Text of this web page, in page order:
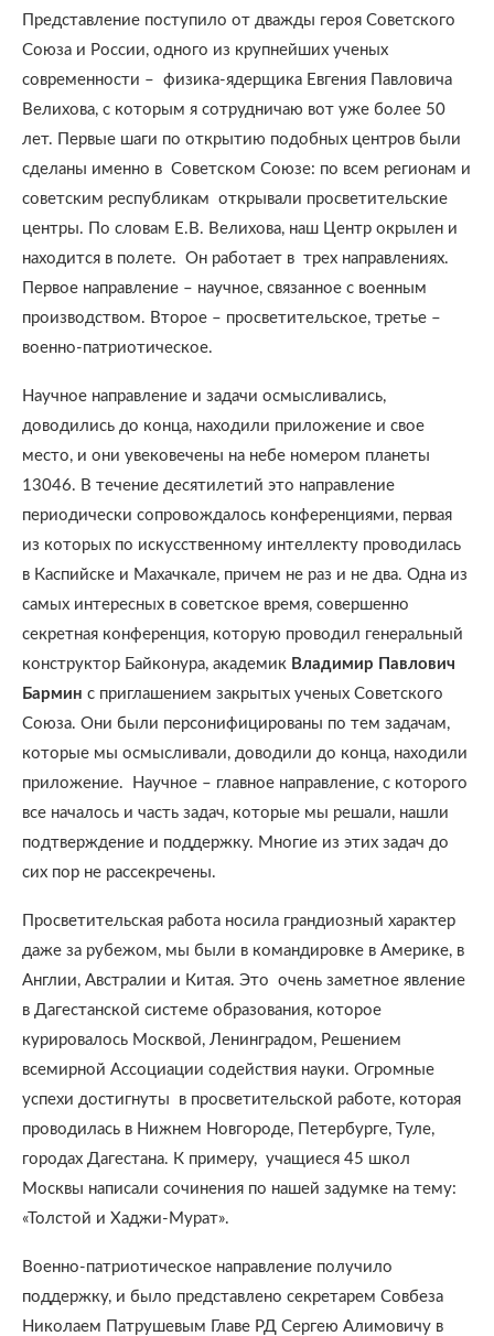
Представление поступило от дважды героя Советского
Союза и России, одного из крупнейших ученых
современности – физика-ядерщика Евгения Павловича
Велихова, с которым я сотрудничаю вот уже более 50
лет. Первые шаги по открытию подобных центров были
сделаны именно в Советском Союзе: по всем регионам и
советским республикам открывали просветительские
центры. По словам Е.В. Велихова, наш Центр окрылен и
находится в полете. Он работает в трех направлениях.
Первое направление – научное, связанное с военным
производством. Второе – просветительское, третье –
военно-патриотическое.
Научное направление и задачи осмысливались,
доводились до конца, находили приложение и свое
место, и они увековечены на небе номером планеты
13046. В течение десятилетий это направление
периодически сопровождалось конференциями, первая
из которых по искусственному интеллекту проводилась
в Каспийске и Махачкале, причем не раз и не два. Одна из
самых интересных в советское время, совершенно
секретная конференция, которую проводил генеральный
конструктор Байконура, академик Владимир Павлович
Бармин с приглашением закрытых ученых Советского
Союза. Они были персонифицированы по тем задачам,
которые мы осмысливали, доводили до конца, находили
приложение.
Научное – главное направление, с которого
все началось и часть задач, которые мы решали, нашли
подтверждение и поддержку. Многие из этих задач до
сих пор не рассекречены.
Просветительская работа носила грандиозный характер
даже за рубежом, мы были в командировке в Америке, в
Англии, Австралии и Китая. Это очень заметное явление
в Дагестанской системе образования, которое
курировалось Москвой, Ленинградом, Решением
всемирной Ассоциации содействия науки. Огромные
успехи достигнуты
в просветительской работе, которая
проводилась в Нижнем Новгороде, Петербурге, Туле,
городах Дагестана. К примеру, учащиеся 45 школ
Москвы написали сочинения по нашей задумке на тему:
«Толстой и Хаджи-Мурат».
Военно-патриотическое направление получило
поддержку, и было представлено секретарем Совбеза
Николаем Патрушевым Главе РД Сергею Алимовичу в